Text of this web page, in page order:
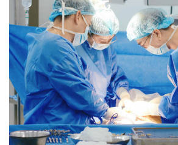
tuyến đảo, thay vì phải chuyển tuyến vào